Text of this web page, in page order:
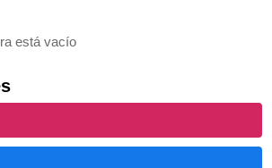
está vacío